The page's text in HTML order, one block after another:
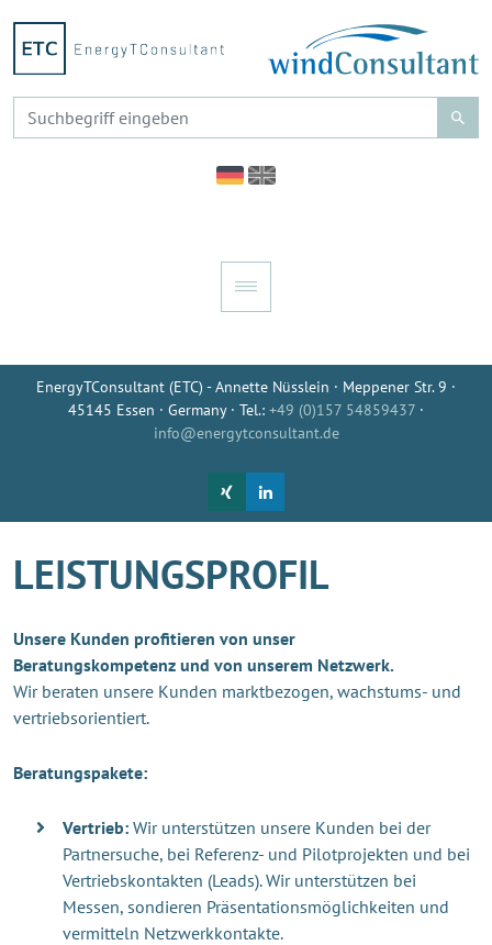
EnergyTConsultant (ETC) - Annette Nüsslein · Meppener Str. 9 ·
45145 Essen · Germany · Tel.: +49 (0)157 54859437 ·
info@energytconsultant.de
LEISTUNGSPROFIL
Unsere Kunden profitieren von unser
Beratungskompetenz und von unserem Netzwerk.
Wir beraten unsere Kunden marktbezogen, wachstums- und
vertriebsorientiert.
Beratungspakete:
Vertrieb: Wir unterstützen unsere Kunden bei der
Partnersuche, bei Referenz- und Pilotprojekten und bei
Vertriebskontakten (Leads). Wir unterstützen bei
Messen, sondieren Präsentationsmöglichkeiten und
vermitteln Netzwerkkontakte.